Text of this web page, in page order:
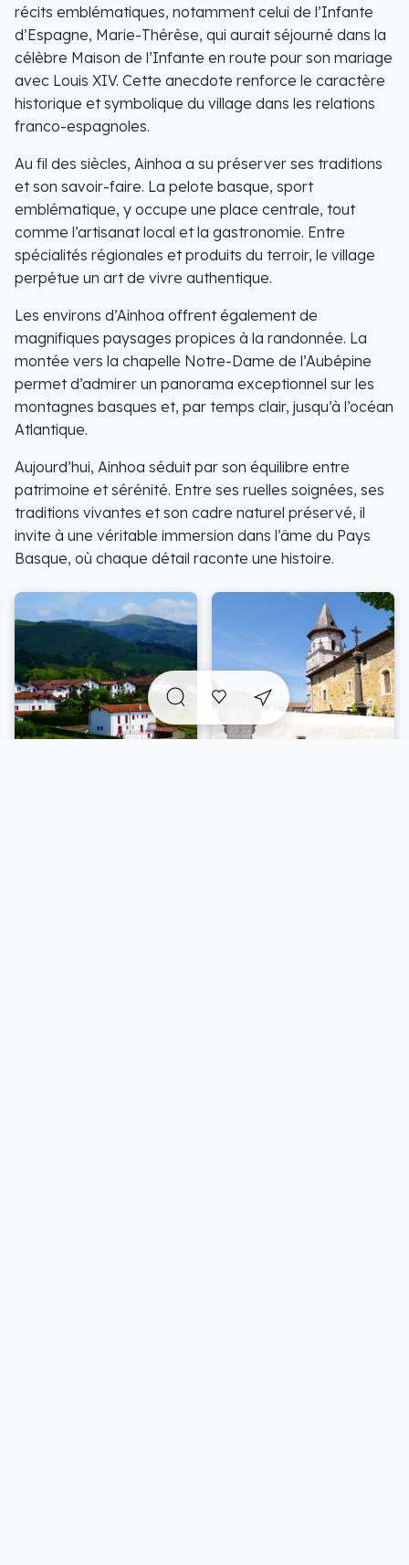
récits emblématiques, notamment celui de l’Infante
d’Espagne, Marie-Thérèse, qui aurait séjourné dans la
célèbre Maison de l’Infante en route pour son mariage
avec Louis XIV. Cette anecdote renforce le caractère
historique et symbolique du village dans les relations
franco-espagnoles.
Au fil des siècles, Ainhoa a su préserver ses traditions
et son savoir-faire. La pelote basque, sport
emblématique, y occupe une place centrale, tout
comme l’artisanat local et la gastronomie. Entre
spécialités régionales et produits du terroir, le village
perpétue un art de vivre authentique.
Les environs d’Ainhoa offrent également de
magnifiques paysages propices à la randonnée. La
montée vers la chapelle Notre-Dame de l’Aubépine
permet d’admirer un panorama exceptionnel sur les
montagnes basques et, par temps clair, jusqu’à l’océan
Atlantique.
Aujourd’hui, Ainhoa séduit par son équilibre entre
patrimoine et sérénité. Entre ses ruelles soignées, ses
traditions vivantes et son cadre naturel préservé, il
invite à une véritable immersion dans l’âme du Pays
Basque, où chaque détail raconte une histoire.